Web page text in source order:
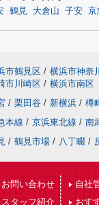
鶴見 大倉山 子安 京
市鶴見区 / 横浜市神奈
市川崎区 / 横浜市南区
/ 栗田谷 / 新横浜 / 樽
本線 / 京浜東北線 / 南
/ 鶴見市場 / 八丁畷 /
お問い合わせ
スタッフ紹介
自社
おす